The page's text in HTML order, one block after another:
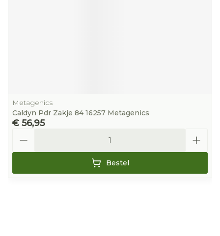
Metagenics
Caldyn Pdr Zakje 84 16257 Metagenics
€ 56,95
Bestel